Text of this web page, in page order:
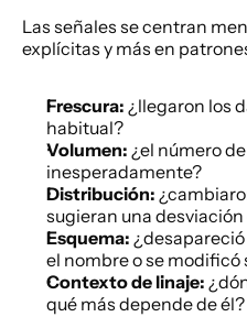
Las señales se centran
explícitas y más en
Frescura: ¿llegaron los
habitual?
Volumen: ¿el número
inesperadamente?
Distribución:
sugieran una
Esquema:
el nombre o se modificó
Contexto de linaje:
qué más depende de él?